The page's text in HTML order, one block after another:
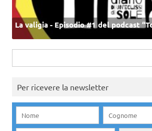
La valigia - Episodio #1 del podcast
per:
Per ricevere la newsletter